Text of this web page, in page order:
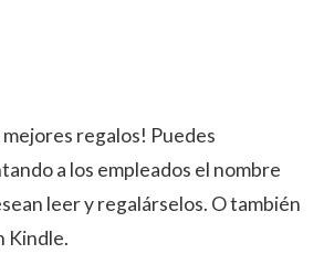
mejores regalos! Puedes
a los empleados el nombre
leer y regalárselos. O también
Kindle.